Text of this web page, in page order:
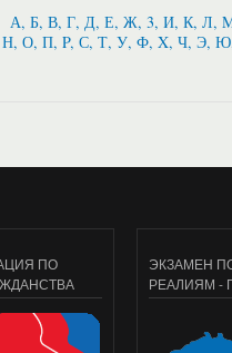
А, Б, В, Г, Д, Е, Ж, 3, И, К, Л,
Н, О, П, P, С, Т, У, Ф, X, Ч, Э,
ПО
ЭКЗАМЕН
РЕАЛИЯМ -